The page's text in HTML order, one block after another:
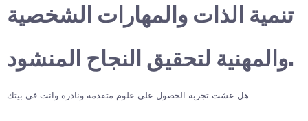
تنمية الذات والمهارات الشخصية
والمهنية لتحقيق النجاح المنشود.
هل عشت تجربة الحصول على علوم متقدمة ونادرة وانت في بيتك